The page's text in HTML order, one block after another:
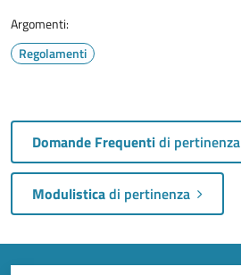
Argomenti:
Regolamenti
Domande Frequentidi pertinenza
Modulisticadi pertinenza